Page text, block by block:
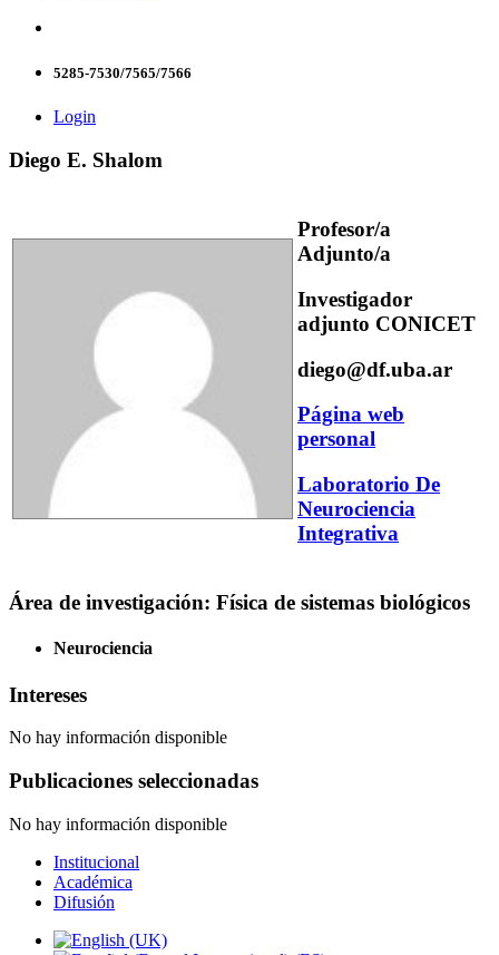
5285-7530/7565/7566
Login
Diego E. Shalom
Profesor/a
Adjunto/a
Investigador
adjunto CONICET
diego@df.uba.ar
Página web
personal
Laboratorio De
Neurociencia
Integrativa
Área de investigación: Física de sistemas biológicos
Neurociencia
Intereses
No hay información disponible
Publicaciones seleccionadas
No hay información disponible
Institucional
Académica
Difusión